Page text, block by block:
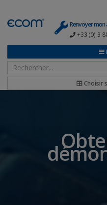
Renvoyer mon
+33 (0) 3
Choisir